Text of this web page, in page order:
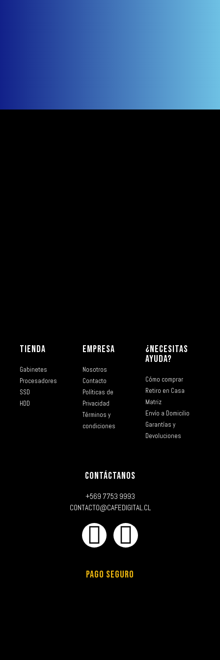
TIENDA
Gabinetes
Procesadores
SSD
HDD
EMPRESA
Nosotros
Contacto
Políticas de
Privacidad
Términos y
condiciones
¿NECESITAS
AYUDA?
Cómo comprar
Retiro en Casa
Matriz
Envío a Domicilio
Garantías y
Devoluciones
CONTÁCTANOS
+569 7753 9993
CONTACTO@CAFEDIGITAL.CL
PAGO SEGURO